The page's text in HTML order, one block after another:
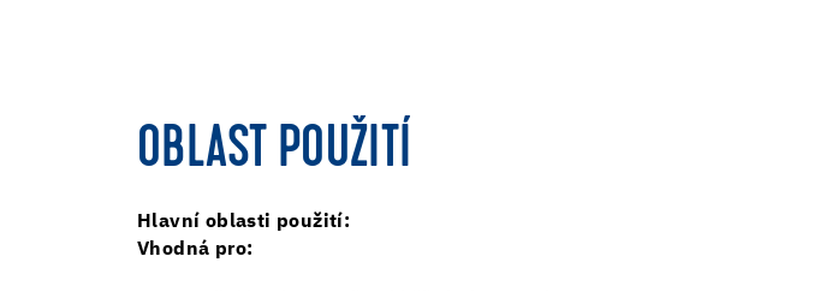
OBLAST POUŽITÍ
Hlavní oblasti použití:
Vhodná pro: